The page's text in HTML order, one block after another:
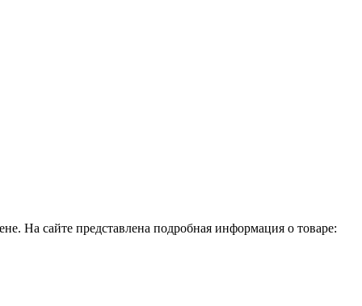
На сайте представлена подробная информация о товаре: